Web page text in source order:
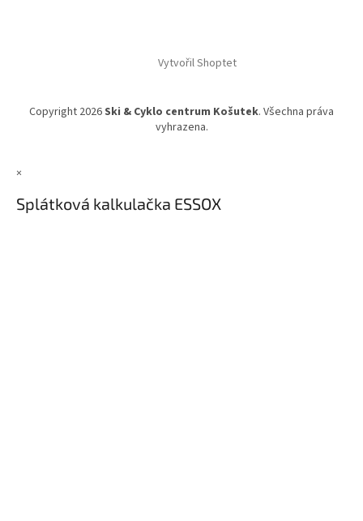
Vytvořil Shoptet
Copyright 2026Ski & Cyklo centrum Košutek. Všechna práva
vyhrazena.
×
Splátková kalkulačka ESSOX